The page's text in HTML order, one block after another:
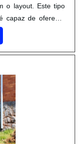
o layout. Este tipo
capaz de oferecer
dentre eles se
de
expositor;Estímulo
do cliente, de
o até o balcão
DA
de balcão de
patenteado.
consegue